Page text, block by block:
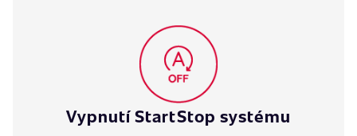
Vypnutí StartStop systému